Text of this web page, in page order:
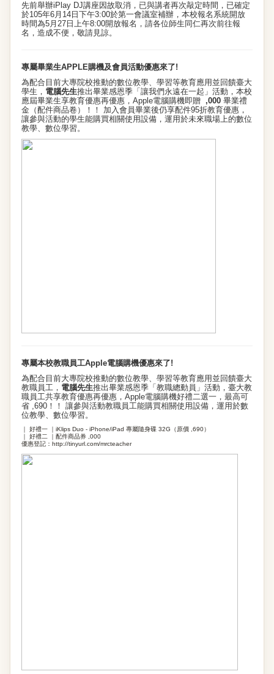
先前舉辦iPlay DJ講座因故取消，已與講者再次敲定時間， 已確定
於105年6月14日下午3:00於第一會議室補辦， 本校報名系統開放
時間為5月27日上午8:00開放報名， 請各位師生同仁再次前往報
名，造成不便，敬請見諒。
專屬畢業生APPLE購機及會員活動優惠來了!
為配合目前大專院校推動的數位教學、學習等教育應用並回饋臺大
學生， 電腦先生推出畢業感恩季「讓我們永遠在一起」活動，本校
應屆畢業生享教育優惠再優惠，Apple電腦購機即贈 ,000 畢業禮
金（配件商品卷）！！ 加入會員畢業後仍享配件95折教育優惠，
讓參與活動的學生能購買相關使用設備，運用於未來職場上的數位
教學、數位學習。
專屬本校教職員工Apple電腦購機優惠來了!
為配合目前大專院校推動的數位教學、學習等教育應用並回饋臺大
教職員工， 電腦先生推出畢業感恩季「教職總動員」活動，臺大教
職員工共享教育優惠再優惠，Apple電腦購機好禮二選一，最高可
省 ,690！！ 讓參與活動教職員工能購買相關使用設備，運用於數
位教學、數位學習。
｜ 好禮一 ｜iKlips Duo - iPhone/iPad 專屬隨身碟 32G（原價 ,690）
｜ 好禮二 ｜配件商品券 ,000
優惠登記： http://tinyurl.com/mrcteacher